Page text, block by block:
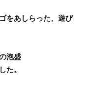
をあしらった、遊び
泡盛
た。